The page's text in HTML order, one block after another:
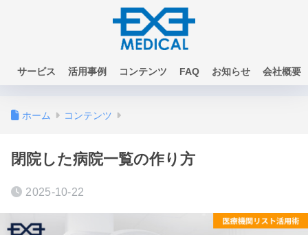
サービス 活用事例 コンテンツ FAQ お知らせ 会社概要
ホーム コンテンツ
閉院した病院一覧の作り方
2025-10-22